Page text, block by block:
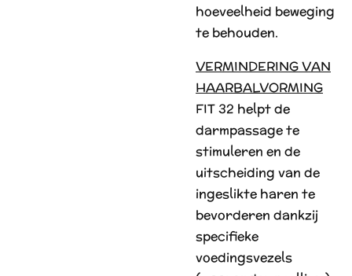
hoeveelheid beweging
te behouden.
VERMINDERING VAN
HAARBALVORMING
FIT 32 helpt de
darmpassage te
stimuleren en de
uitscheiding van de
ingeslikte haren te
bevorderen dankzij
specifieke
voedingsvezels